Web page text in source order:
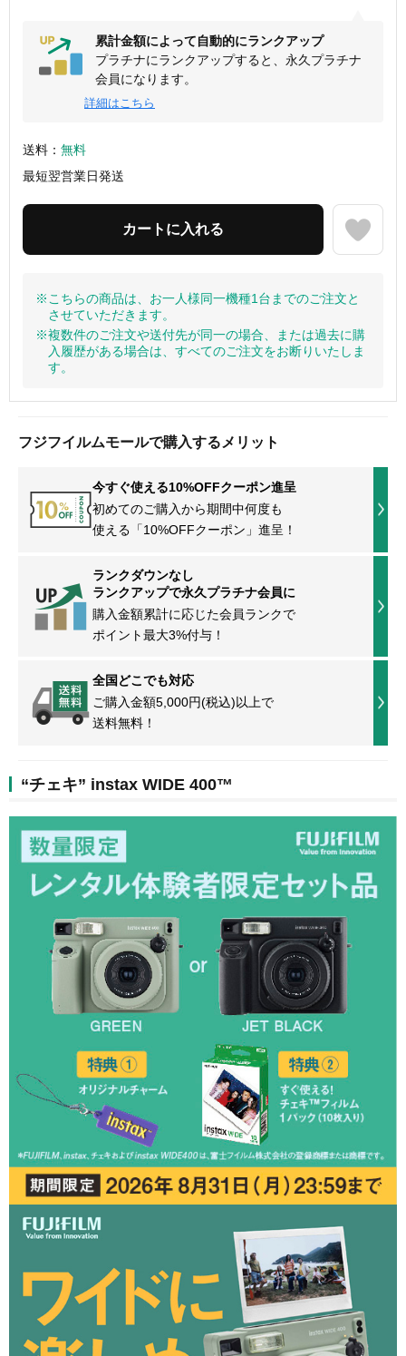
累計金額によって自動的にランクアップ
プラチナにランクアップすると、永久プラチナ
会員になります。
詳細はこちら
送料： 無料
最短翌営業日発送
※こちらの商品は、お一人様同一機種1台までのご注文と
させていただきます。
※複数件のご注文や送付先が同一の場合、または過去に購
入履歴がある場合は、すべてのご注文をお断りいたしま
す。
フジフイルムモールで購入するメリット
今すぐ使える10%OFFクーポン進呈
初めてのご購入から期間中何度も
使える「10%OFFクーポン」進呈！
ランクダウンなし
ランクアップで永久プラチナ会員に
購入金額累計に応じた会員ランクで
ポイント最大3%付与！
全国どこでも対応
ご購入金額5,000円(税込)以上で
送料無料！
“チェキ” instax WIDE 400™